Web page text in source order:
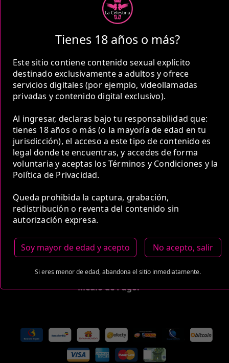
Tienes 18 años o más?
Este sitio contiene contenido sexual explícito
destinado exclusivamente a adultos y ofrece
servicios digitales (por ejemplo, videollamadas
privadas y contenido digital exclusivo).
Al ingresar, declaras bajo tu responsabilidad que:
tienes 18 años o más (o la mayoría de edad en tu
jurisdicción), el acceso a este tipo de contenido es
legal donde te encuentras, y accedes de forma
voluntaria y aceptas los Términos y Condiciones y la
Política de Privacidad.
Queda prohibida la captura, grabación,
redistribución o reventa del contenido sin
autorización expresa.
Soy mayor de edad y acepto No acepto, salir
Si eres menor de edad, abandona el sitio inmediatamente.
1 Hora
COP 290,000.00
2 Horas
COP 420,000.00
5 Horas
COP 750,000.00
Medio de Pago: